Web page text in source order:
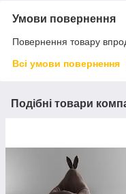
Умови повернення
Повернення товару
Всі умови повернення
Подібні товари